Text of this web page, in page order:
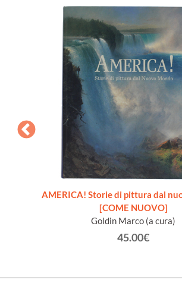
AMERICA! Storie di pittura dal
[COME NUOVO]
Goldin Marco (a cura)
45.00€